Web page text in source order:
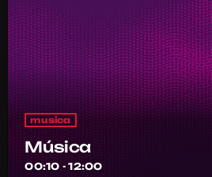
musica
Música
00:10 - 12:00